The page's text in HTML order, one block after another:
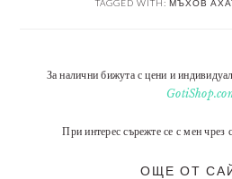
TAGGED WITH: МЪХОВ АХАТ
За налични бижута с цени и
При интерес сърежте се с мен чрез
ОЩЕ ОТ